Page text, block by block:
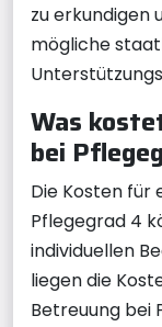
zu erkundigen
mögliche
Was
bei
Die Kosten für
Pflegegrad 4
individuellen
liegen die
Betreuung bei